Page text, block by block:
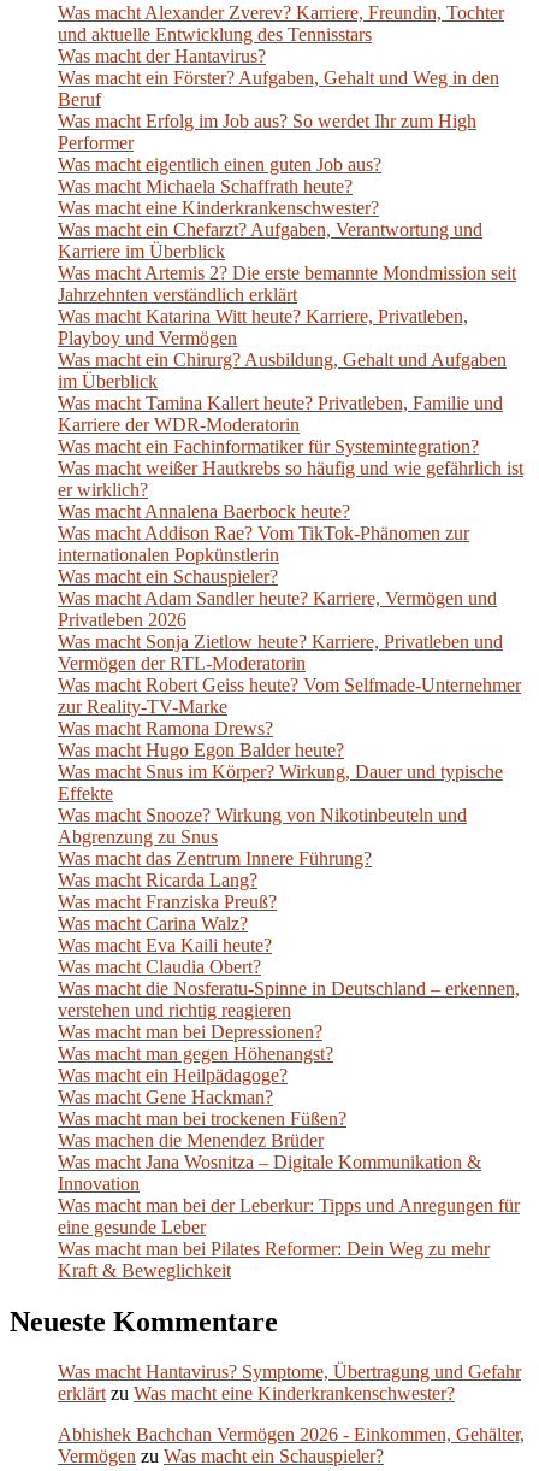
Was macht Alexander Zverev? Karriere, Freundin, Tochter
und aktuelle Entwicklung des Tennisstars
Was macht der Hantavirus?
Was macht ein Förster? Aufgaben, Gehalt und Weg in den
Beruf
Was macht Erfolg im Job aus? So werdet Ihr zum High
Performer
Was macht eigentlich einen guten Job aus?
Was macht Michaela Schaffrath heute?
Was macht eine Kinderkrankenschwester?
Was macht ein Chefarzt? Aufgaben, Verantwortung und
Karriere im Überblick
Was macht Artemis 2? Die erste bemannte Mondmission seit
Jahrzehnten verständlich erklärt
Was macht Katarina Witt heute? Karriere, Privatleben,
Playboy und Vermögen
Was macht ein Chirurg? Ausbildung, Gehalt und Aufgaben
im Überblick
Was macht Tamina Kallert heute? Privatleben, Familie und
Karriere der WDR-Moderatorin
Was macht ein Fachinformatiker für Systemintegration?
Was macht weißer Hautkrebs so häufig und wie gefährlich ist
er wirklich?
Was macht Annalena Baerbock heute?
Was macht Addison Rae? Vom TikTok-Phänomen zur
internationalen Popkünstlerin
Was macht ein Schauspieler?
Was macht Adam Sandler heute? Karriere, Vermögen und
Privatleben 2026
Was macht Sonja Zietlow heute? Karriere, Privatleben und
Vermögen der RTL-Moderatorin
Was macht Robert Geiss heute? Vom Selfmade-Unternehmer
zur Reality-TV-Marke
Was macht Ramona Drews?
Was macht Hugo Egon Balder heute?
Was macht Snus im Körper? Wirkung, Dauer und typische
Effekte
Was macht Snooze? Wirkung von Nikotinbeuteln und
Abgrenzung zu Snus
Was macht das Zentrum Innere Führung?
Was macht Ricarda Lang?
Was macht Franziska Preuß?
Was macht Carina Walz?
Was macht Eva Kaili heute?
Was macht Claudia Obert?
Was macht die Nosferatu-Spinne in Deutschland – erkennen,
verstehen und richtig reagieren
Was macht man bei Depressionen?
Was macht man gegen Höhenangst?
Was macht ein Heilpädagoge?
Was macht Gene Hackman?
Was macht man bei trockenen Füßen?
Was machen die Menendez Brüder
Was macht Jana Wosnitza – Digitale Kommunikation &
Innovation
Was macht man bei der Leberkur: Tipps und Anregungen für
eine gesunde Leber
Was macht man bei Pilates Reformer: Dein Weg zu mehr
Kraft & Beweglichkeit
Neueste Kommentare
Was macht Hantavirus? Symptome, Übertragung und Gefahr
erklärtzu Was macht eine Kinderkrankenschwester?
Abhishek Bachchan Vermögen 2026 - Einkommen, Gehälter,
Vermögen zu Was macht ein Schauspieler?